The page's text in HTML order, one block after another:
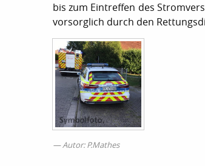
bis zum Eintreffen des
vorsorglich durch den
Autor: P.Mathes